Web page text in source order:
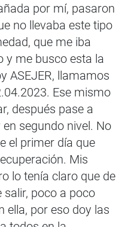
por mí, pasaron
no llevaba este tipo
que me iba
y me busco esta la
ASEJER, llamamos
Ese mismo
después pase a
segundo nivel. No
el primer día que
Mis
lo tenía claro que de
poco a poco
ella, por eso doy las